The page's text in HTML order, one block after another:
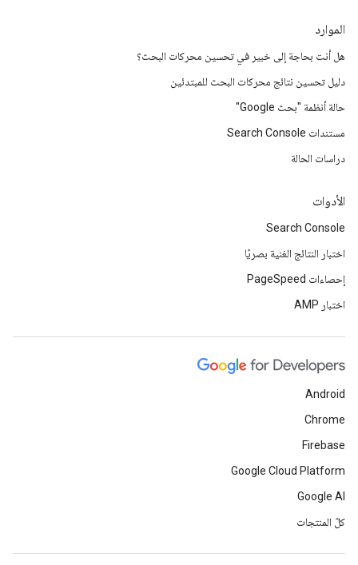
الموارد
هل أنت بحاجة إلى خبير في تحسين محركات البحث؟
دليل تحسين نتائج محركات البحث للمبتدئين
حالة أنظمة "بحث Google"
مستندات Search Console
دراسات الحالة
الأدوات
Search Console
اختبار النتائج الغنية بصريًا
إحصاءات PageSpeed
اختبار AMP
Android
Chrome
Firebase
Google Cloud Platform
Google AI
كلّ المنتجات